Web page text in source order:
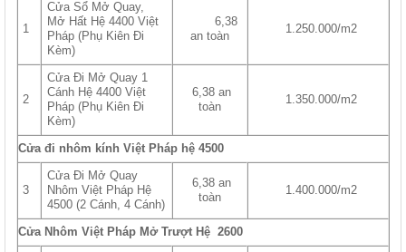
1
Cửa Sổ Mở Quay,
Mở Hất Hệ 4400 Việt
Pháp (Phụ Kiên Đi
Kèm)
6,38
an toàn
1.250.000/m2
2
Cửa Đi Mở Quay 1
Cánh Hệ 4400 Việt
Pháp (Phụ Kiên Đi
Kèm)
6,38 an
toàn
1.350.000/m2
Cửa đi nhôm kính Việt Pháp hệ 4500
3
Cửa Đi Mở Quay
Nhôm Việt Pháp Hệ
4500 (2 Cánh, 4 Cánh)
6,38 an
toàn
1.400.000/m2
Cửa Nhôm Việt Pháp Mở Trượt Hệ 2600